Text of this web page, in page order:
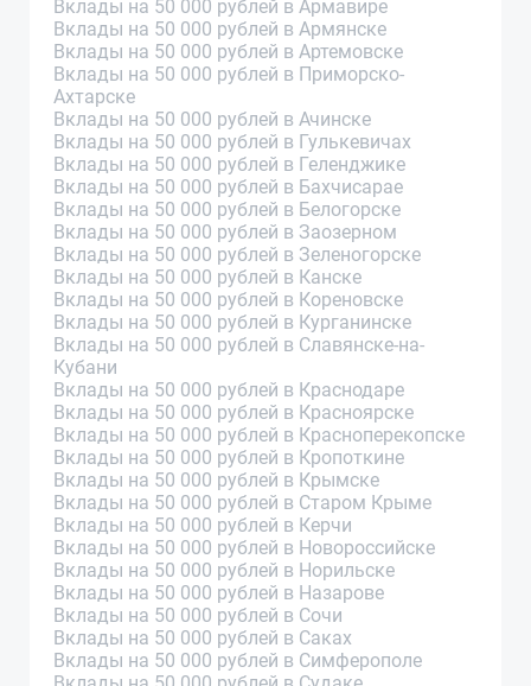
Вклады на 50 000 рублей в Армавире
Вклады на 50 000 рублей в Армянске
Вклады на 50 000 рублей в Артемовске
Вклады на 50 000 рублей в Приморско-
Ахтарске
Вклады на 50 000 рублей в Ачинске
Вклады на 50 000 рублей в Гулькевичах
Вклады на 50 000 рублей в Геленджике
Вклады на 50 000 рублей в Бахчисарае
Вклады на 50 000 рублей в Белогорске
Вклады на 50 000 рублей в Заозерном
Вклады на 50 000 рублей в Зеленогорске
Вклады на 50 000 рублей в Канске
Вклады на 50 000 рублей в Кореновске
Вклады на 50 000 рублей в Курганинске
Вклады на 50 000 рублей в Славянске-на-
Кубани
Вклады на 50 000 рублей в Краснодаре
Вклады на 50 000 рублей в Красноярске
Вклады на 50 000 рублей в Красноперекопске
Вклады на 50 000 рублей в Кропоткине
Вклады на 50 000 рублей в Крымске
Вклады на 50 000 рублей в Старом Крыме
Вклады на 50 000 рублей в Керчи
Вклады на 50 000 рублей в Новороссийске
Вклады на 50 000 рублей в Норильске
Вклады на 50 000 рублей в Назарове
Вклады на 50 000 рублей в Сочи
Вклады на 50 000 рублей в Саках
Вклады на 50 000 рублей в Симферополе